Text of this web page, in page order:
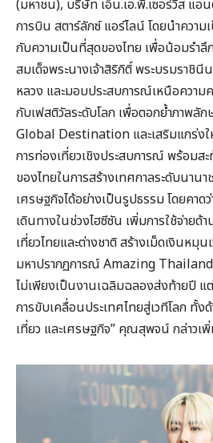
(มหาชน), บริษัท เอ็น.เอ.พี.เซอร์วิส แอ
การบิน สตาร์ลักซ์ แอร์ไลน์ โดยนำควา
กับความเป็นที่สุดของไทย เพื่อน้อมรำ
สมเด็จพระนางเจ้าสิริกิติ์ พระบรมราชิ
หลวง และมอบประสบการณ์เหนือควา
กับเฟสติวัลระดับโลก เพื่อตอกย้ำภาพลั
Global Destination และเสริมแกร่งใ
การท่องเที่ยวเชิงประสบการณ์ พร้อม
ของไทยในการสร้างเทศกาลระดับนาน
เศรษฐกิจได้อย่างเป็นรูปธรรม โดยคาด
เดินทางในช่วงไฮซีซัน เพิ่มการใช้จ่าย
เที่ยวไทยและต่างชาติ สร้างเม็ดเงินหมุ
มหาปรากฏการณ์ Amazing
ไม่เพียงเป็นงานเฉลิมฉลองส่งท้ายปี
การขับเคลื่อนประเทศไทยสู่เวทีโลก ทั้
เที่ยว และเศรษฐกิจ” คุณสุพจน์ กล่าวเ